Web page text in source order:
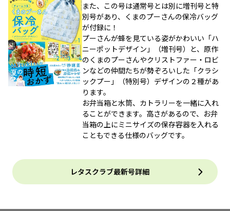
また、この号は通常号とは別に増刊号と特
別号があり、くまのプーさんの保冷バッグ
が付録に！
プーさんが蜂を見ている姿がかわいい「ハ
ニーポットデザイン」（増刊号）と、原作
のくまのプーさんやクリストファー・ロビ
ンなどの仲間たちが勢ぞろいした「クラシ
ックプー」（特別号）デザインの２種があ
ります。
お弁当箱と水筒、カトラリーを一緒に入れ
ることができます。高さがあるので、お弁
当箱の上にミニサイズの保存容器を入れる
こともできる仕様のバッグです。
レタスクラブ最新号詳細